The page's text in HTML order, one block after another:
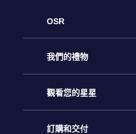
OSR
客戶服務
聯繫我們
博客
我們的禮物
Online Star禮物
OSR禮物包
觀看您的星星
星星注册
訂購和交付